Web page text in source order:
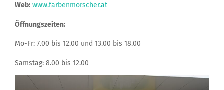
Web: www.farbenmorscher.at
Öffnungszeiten:
Mo-Fr: 7.00 bis 12.00 und 13.00 bis 18.00
Samstag: 8.00 bis 12.00